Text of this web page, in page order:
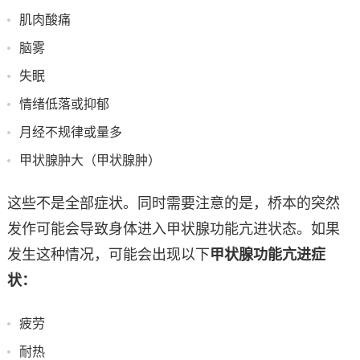
肌肉酸痛
脑雾
失眠
情绪低落或抑郁
月经不规律或量多
甲状腺肿大（甲状腺肿）
这些不是全部症状。同时需要注意的是，桥本的突然
发作可能会导致身体进入甲状腺功能亢进状态。如果
发生这种情况，可能会出现以下 甲状腺功能亢进症
状：
疲劳
耐热